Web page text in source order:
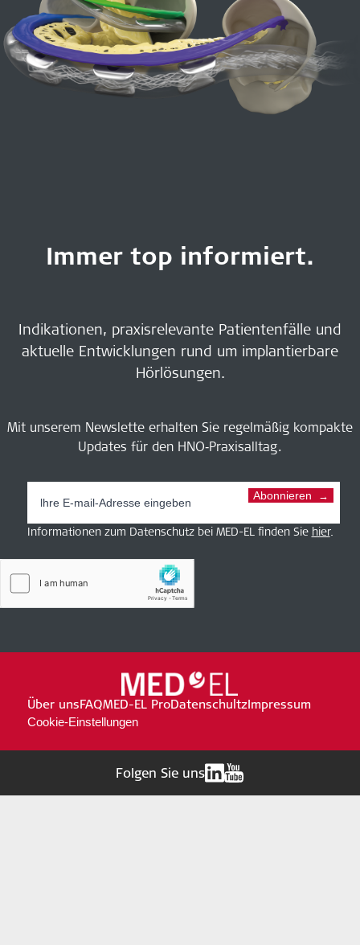
Immer top informiert.
Indikationen, praxisrelevante Patientenfälle und
aktuelle Entwicklungen rund um implantierbare
Hörlösungen.
Mit unserem Newslette erhalten Sie regelmäßig kompakte
Updates für den HNO‑Praxisalltag.
Abonnieren
Informationen zum Datenschutz bei MED-EL finden Sie hier.
Über unsFAQMED-EL ProDatenschultzImpressum
Cookie-Einstellungen
Folgen Sie uns